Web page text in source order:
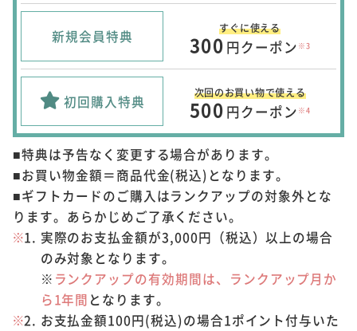
新規会員特典 すぐに使える
300 円クーポン ※3
初回購入特典
次回のお買い物で使える
500 円クーポン ※4
■特典は予告なく変更する場合があります。
■お買い物金額＝商品代金(税込)となります。
■ギフトカードのご購入はランクアップの対象外とな
ります。あらかじめご了承ください。
実際のお支払金額が3,000円（税込）以上の場合
のみ対象となります。
※ ランクアップの有効期間は、ランクアップ月か
ら1年間 となります。
お支払金額100円(税込)の場合1ポイント付与いた